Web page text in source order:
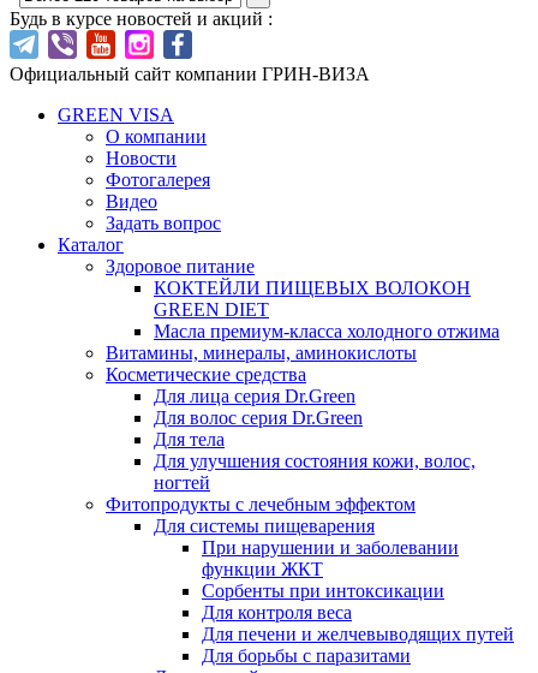
Будь в курсе новостей и акций :
Официальный сайт компании ГРИН-ВИЗА
GREEN VISA
О компании
Новости
Фотогалерея
Видео
Задать вопрос
Каталог
Здоровое питание
КОКТЕЙЛИ ПИЩЕВЫХ ВОЛОКОН
GREEN DIET
Масла премиум-класса холодного отжима
Витамины, минералы, аминокислоты
Косметические средства
Для лица серия Dr.Green
Для волос серия Dr.Green
Для тела
Для улучшения состояния кожи, волос,
ногтей
Фитопродукты с лечебным эффектом
Для системы пищеварения
При нарушении и заболевании
функции ЖКТ
Сорбенты при интоксикации
Для контроля веса
Для печени и желчевыводящих путей
Для борьбы с паразитами